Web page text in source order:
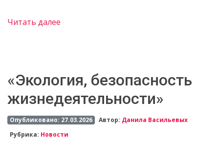
Читать далее
«Экология, безопасность
жизнедеятельности»
Опубликовано: 27.03.2026 Автор: Данила Васильевых
Рубрика: Новости